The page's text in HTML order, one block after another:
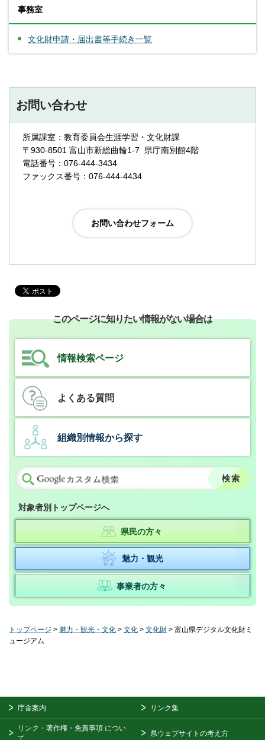
事務室
文化財申請・届出書等手続き一覧
お問い合わせ
所属課室：教育委員会生涯学習・文化財課
〒930-8501 富山市新総曲輪1-7 県庁南別館4階
電話番号：076-444-3434
ファックス番号：076-444-4434
このページに知りたい情報がない場合は
情報検索ページ
よくある質問
組織別情報から探す
対象者別トップページへ
県民の方々
魅力・観光
事業者の方々
トップページ > 魅力・観光・文化 > 文化 > 文化財 > 富山県デジタル文化財ミ
ュージアム
庁舎案内 リンク集
リンク・著作権・免責事項 につい
県ウェブサイトの考え方